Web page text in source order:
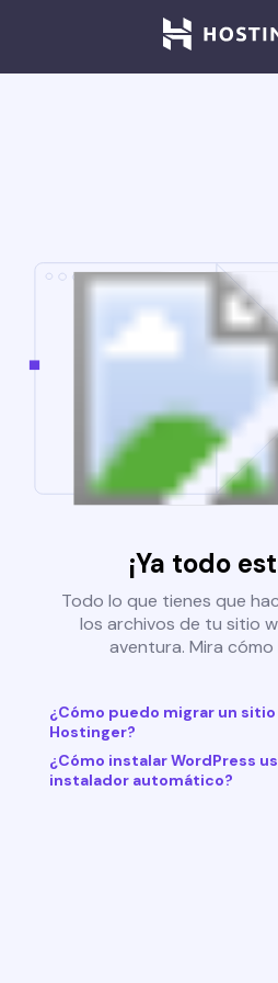
¡Ya todo
Todo lo que tienes que
los archivos de tu sitio
aventura. Mira
¿Cómo puedo migrar un sitio
Hostinger?
¿Cómo instalar WordPress
instalador automático?